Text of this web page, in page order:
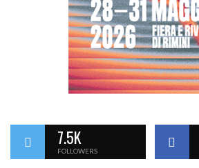
7.5K
FOLLOWERS